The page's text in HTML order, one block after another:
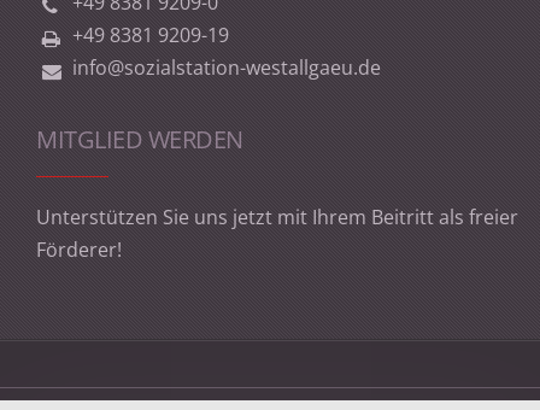
+49 8381 9209-19
info@sozialstation-westallgaeu.de
MITGLIED WERDEN
Unterstützen Sie uns jetzt mit Ihrem Beitritt als freier
Förderer!